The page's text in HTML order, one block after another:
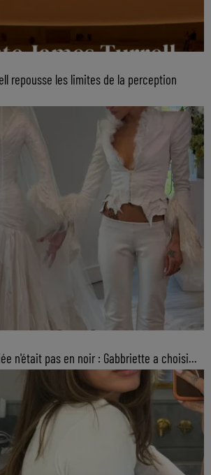
repousse les limites de la perception
n'était pas en noir : Gabbriette a choisi...